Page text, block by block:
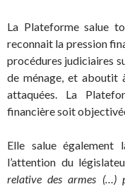
La Plateforme salue
reconnait la pression
procédures judiciaires
de ménage, et aboutit
attaquées. La
financière soit
Elle salue également
l’attention du
relative des armes (…)